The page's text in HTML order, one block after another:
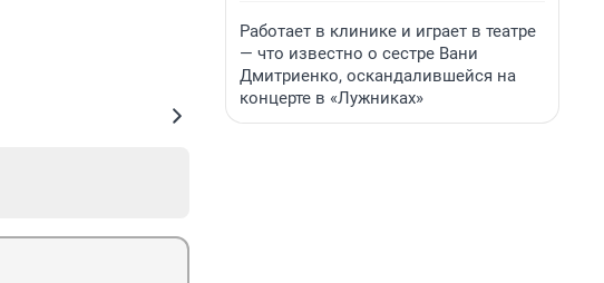
Работает в клинике и играет в театре
— что известно о сестре Вани
Дмитриенко, оскандалившейся на
концерте в «Лужниках»